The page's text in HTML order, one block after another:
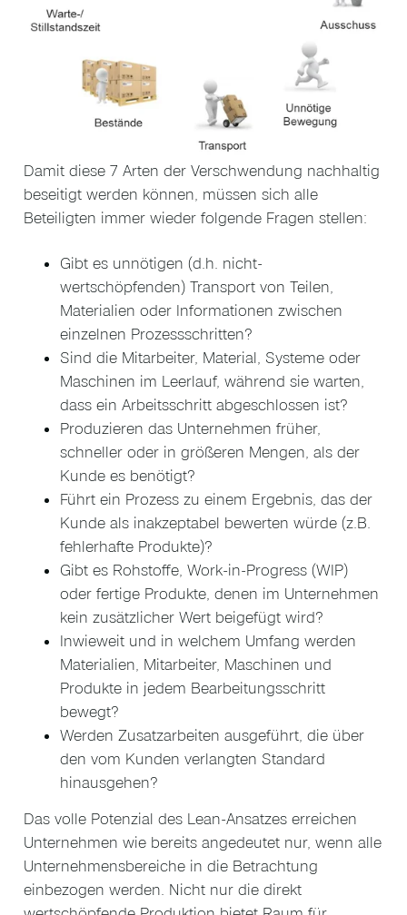
Damit diese 7 Arten der Verschwendung nachhaltig
beseitigt werden können, müssen sich alle
Beteiligten immer wieder folgende Fragen stellen:
Gibt es unnötigen (d.h. nicht-
wertschöpfenden) Transport von Teilen,
Materialien oder Informationen zwischen
einzelnen Prozessschritten?
Sind die Mitarbeiter, Material, Systeme oder
Maschinen im Leerlauf, während sie warten,
dass ein Arbeitsschritt abgeschlossen ist?
Produzieren das Unternehmen früher,
schneller oder in größeren Mengen, als der
Kunde es benötigt?
Führt ein Prozess zu einem Ergebnis, das der
Kunde als inakzeptabel bewerten würde (z.B.
fehlerhafte Produkte)?
Gibt es Rohstoffe, Work-in-Progress (WIP)
oder fertige Produkte, denen im Unternehmen
kein zusätzlicher Wert beigefügt wird?
Inwieweit und in welchem Umfang werden
Materialien, Mitarbeiter, Maschinen und
Produkte in jedem Bearbeitungsschritt
bewegt?
Werden Zusatzarbeiten ausgeführt, die über
den vom Kunden verlangten Standard
hinausgehen?
Das volle Potenzial des Lean-Ansatzes erreichen
Unternehmen wie bereits angedeutet nur, wenn alle
Unternehmensbereiche in die Betrachtung
einbezogen werden. Nicht nur die direkt